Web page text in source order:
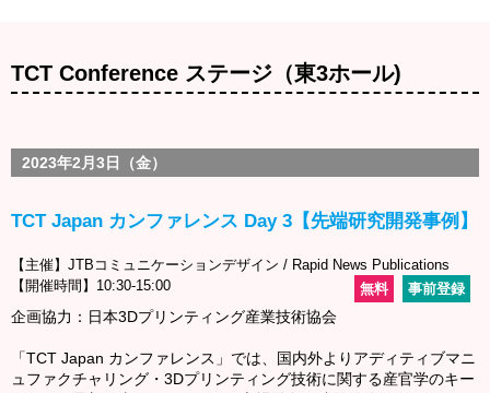
TCT Conference ステージ（東3ホール)
2023年2月3日（金）
TCT Japan カンファレンス Day 3【先端研究開発事例】
【主催】JTBコミュニケーションデザイン / Rapid News Publications
【開催時間】10:30-15:00
事前登録
無料
企画協力：日本3Dプリンティング産業技術協会
「TCT Japan カンファレンス」では、国内外よりアディティブマニ
ュファクチャリング・3Dプリンティング技術に関する産官学のキー